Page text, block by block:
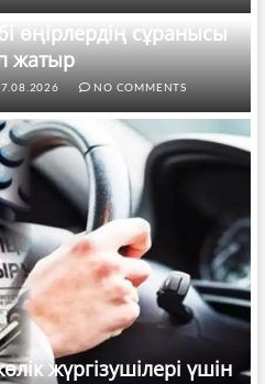
өңірлердің сұранысы
жатыр
NO COMMENTS
жүргізушілері үшін